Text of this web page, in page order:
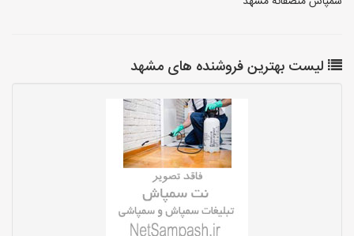
لیست بهترین فروشنده های مشهد